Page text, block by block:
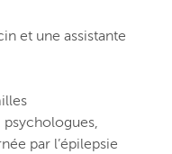
et une assistante
psychologues,
par l’épilepsie